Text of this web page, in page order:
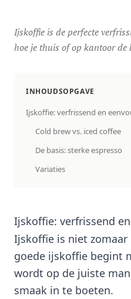
Ijskoffie is de perfecte
hoe je thuis of op kantoor
INHOUDSOPGAVE
Ijskoffie: verfrissend en
Cold brew vs. iced coffee
De basis: sterke espresso
Variaties
Ijskoffie: verfrissend
Ijskoffie is niet zomaar
goede ijskoffie begint
wordt op de juiste
smaak in te boeten.